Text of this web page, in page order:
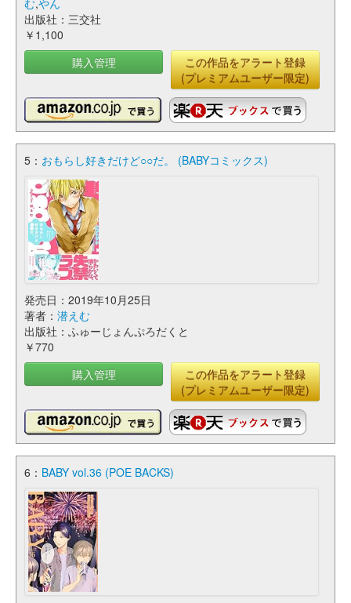
む,やん
出版社：三交社
￥1,100
購入管理
この作品をアラート登録
(プレミアムユーザー限定)
5： おもらし好きだけど○○だ。 (BABYコミックス)
発売日：2019年10月25日
著者： 潜えむ
出版社：ふゅーじょんぷろだくと
￥770
購入管理
この作品をアラート登録
(プレミアムユーザー限定)
6： BABY vol.36 (POE BACKS)